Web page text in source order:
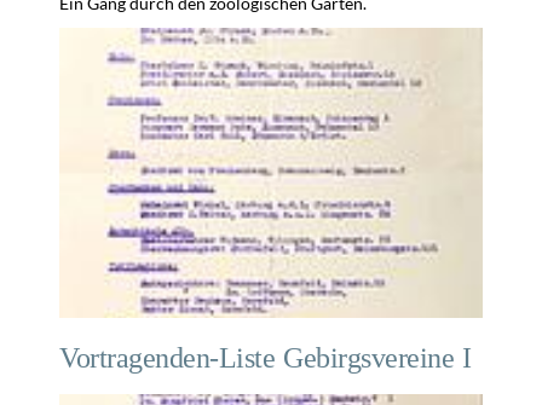
Vortragenden-Liste Gebirgsvereine I